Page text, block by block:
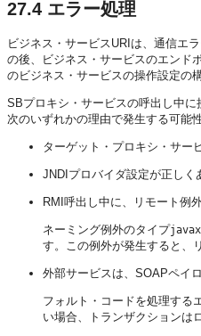
27.4 エラー処理
ビジネス・サービスURIは、通信エ
の後、ビジネス・サービスのエンド
のビジネス・サービスの操作設定の
SBプロキシ・サービスの呼出し中
次のいずれかの理由で発生する可能
ターゲット・プロキシ・サー
JNDIプロバイダ設定が正しく
RMI呼出し中に、リモート例
ネーミング例外のタイプ
す。この例外が発生すると、
外部サービスは、SOAPペイ
フォルト・コードを処理する
い場合、トランザクションは